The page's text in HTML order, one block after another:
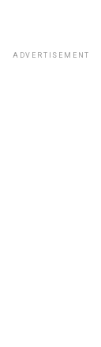
ADVERTISEMENT